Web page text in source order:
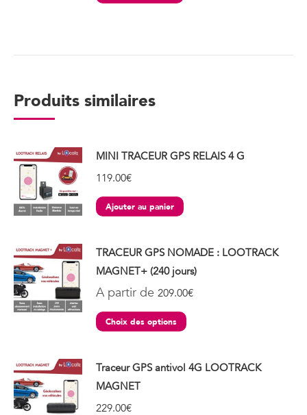
Produits similaires
MINI TRACEUR GPS RELAIS 4 G
119.00€
Ajouter au panier
TRACEUR GPS NOMADE : LOOTRACK
MAGNET+ (240 jours)
A partir de 209.00€
Choix des options
Traceur GPS antivol 4G LOOTRACK
MAGNET
229.00€